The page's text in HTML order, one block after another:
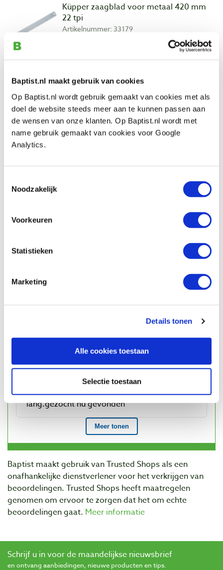
Baptist.nl maakt gebruik van cookies
Op Baptist.nl wordt gebruik gemaakt van cookies met als
doel de website steeds meer aan te kunnen passen aan
de wensen van onze klanten. Op Baptist.nl wordt met
name gebruik gemaakt van cookies voor Google
Analytics.
Noodzakelijk
Voorkeuren
Statistieken
Marketing
Details tonen
Alle cookies toestaan
Selectie toestaan
Küpper zaagblad voor metaal 420 mm
22 tpi
Artikelnummer: 33179
€ 8,31 excl. btw
Beoordelingen
Baptist maakt gebruik van Trusted Shops als een
onafhankelijke dienstverlener voor het verkrijgen van
beoordelingen. Trusted Shops heeft maatregelen
genomen om ervoor te zorgen dat het om echte
beoordelingen gaat. Meer informatie
Schrijf u in voor de maandelijkse nieuwsbrief
en ontvang aanbiedingen, nieuwe producten en tips.